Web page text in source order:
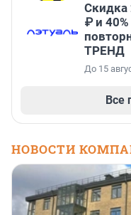
Скидка
₽ и
ТРЕНД
До 15
Все
НОВОСТИ